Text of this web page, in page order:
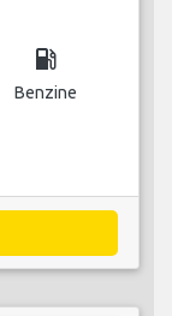
local_gas_station
Benzine